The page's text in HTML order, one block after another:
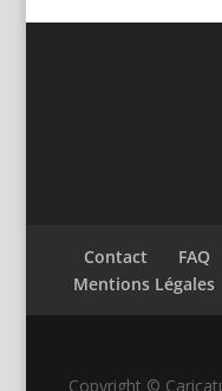
Contact FAQ
Mentions Légales
Copyright ©